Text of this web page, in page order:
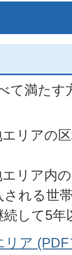
て満たす
リアの
リア内
される世
して5
リア